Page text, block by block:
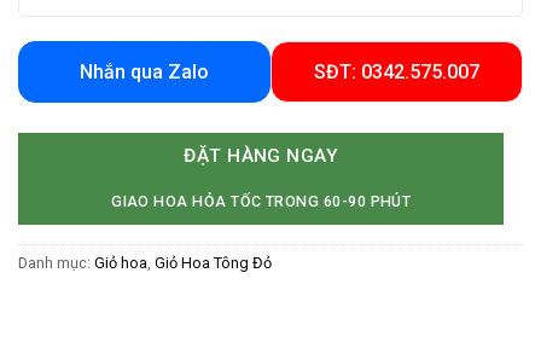
Nhắn qua Zalo SĐT: 0342.575.007
ĐẶT HÀNG NGAY
GIAO HOA HỎA TỐC TRONG 60-90 PHÚT
Danh mục: Giỏ hoa Giỏ Hoa Tông Đỏ